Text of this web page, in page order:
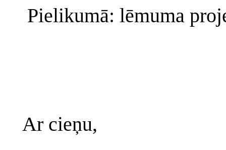
Pielikumā: lēmuma
Ar cieņu,